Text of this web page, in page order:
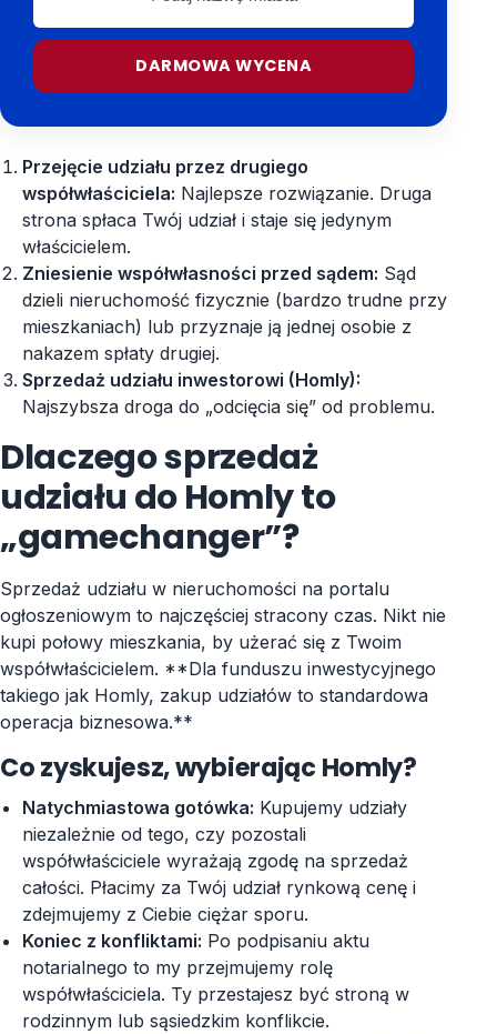
miasta
DARMOWA WYCENA
Przejęcie udziału przez drugiego
współwłaściciela: Najlepsze rozwiązanie. Druga
strona spłaca Twój udział i staje się jedynym
właścicielem.
Zniesienie współwłasności przed sądem: Sąd
dzieli nieruchomość fizycznie (bardzo trudne przy
mieszkaniach) lub przyznaje ją jednej osobie z
nakazem spłaty drugiej.
Sprzedaż udziału inwestorowi (Homly):
Najszybsza droga do „odcięcia się” od problemu.
Dlaczego sprzedaż
udziału do Homly to
„gamechanger”?
Sprzedaż udziału w nieruchomości na portalu
ogłoszeniowym to najczęściej stracony czas. Nikt nie
kupi połowy mieszkania, by użerać się z Twoim
współwłaścicielem. **Dla funduszu inwestycyjnego
takiego jak Homly, zakup udziałów to standardowa
operacja biznesowa.**
Co zyskujesz, wybierając Homly?
Natychmiastowa gotówka: Kupujemy udziały
niezależnie od tego, czy pozostali
współwłaściciele wyrażają zgodę na sprzedaż
całości. Płacimy za Twój udział rynkową cenę i
zdejmujemy z Ciebie ciężar sporu.
Koniec z konfliktami: Po podpisaniu aktu
notarialnego to my przejmujemy rolę
współwłaściciela. Ty przestajesz być stroną w
rodzinnym lub sąsiedzkim konflikcie.